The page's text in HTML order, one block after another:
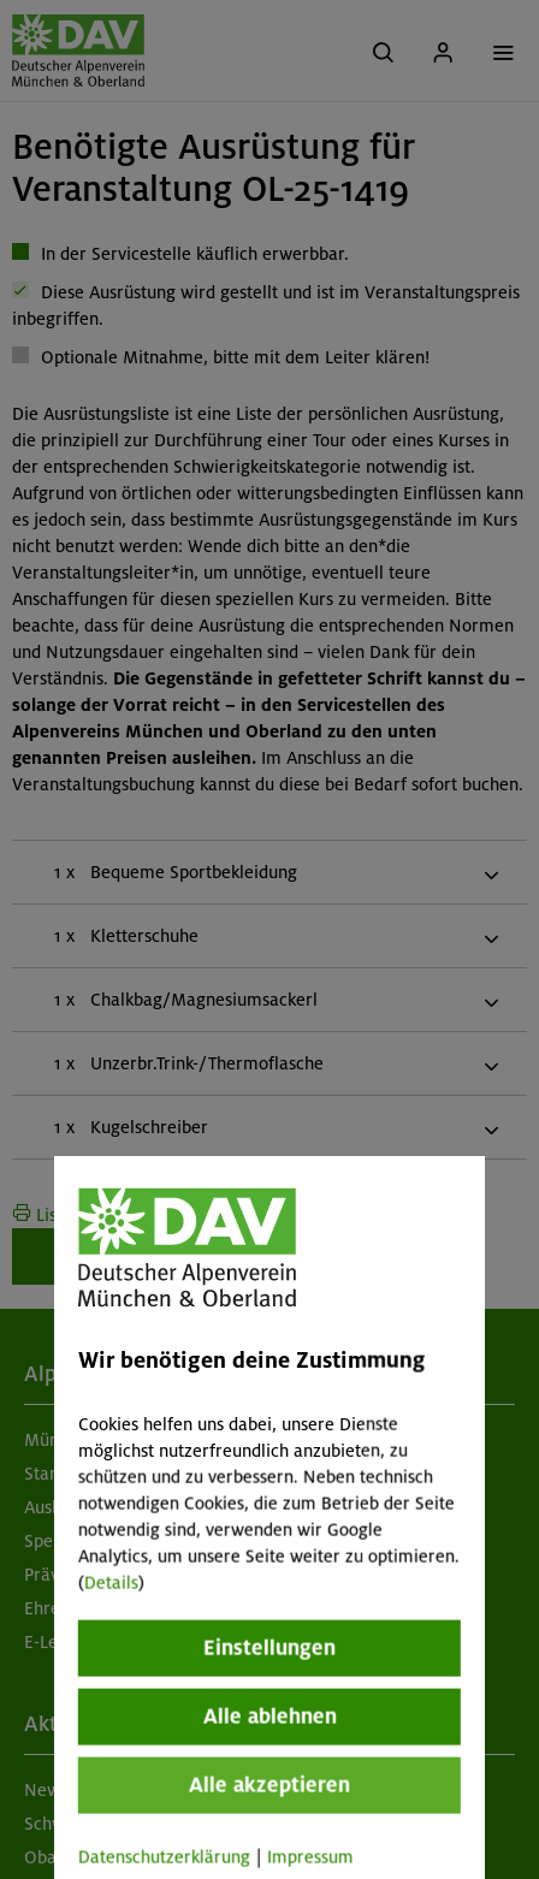
Benötigte Ausrüstung für
Veranstaltung OL-25-1419
In der Servicestelle käuflich erwerbbar.
Diese Ausrüstung wird gestellt und ist im Veranstaltungspreis
inbegriffen.
Optionale Mitnahme, bitte mit dem Leiter klären!
Die Ausrüstungsliste ist eine Liste der persönlichen Ausrüstung,
die prinzipiell zur Durchführung einer Tour oder eines Kurses in
der entsprechenden Schwierigkeitskategorie notwendig ist.
Aufgrund von örtlichen oder witterungsbedingten Einflüssen kann
es jedoch sein, dass bestimmte Ausrüstungsgegenstände im Kurs
nicht benutzt werden: Wende dich bitte an den*die
Veranstaltungsleiter*in, um unnötige, eventuell teure
Anschaffungen für diesen speziellen Kurs zu vermeiden. Bitte
beachte, dass für deine Ausrüstung die entsprechenden Normen
und Nutzungsdauer eingehalten sind – vielen Dank für dein
Verständnis. Die Gegenstände in gefetteter Schrift kannst du –
solange der Vorrat reicht – in den Servicestellen des
Alpenvereins München und Oberland zu den unten
genannten Preisen ausleihen. Im Anschluss an die
Veranstaltungsbuchung kannst du diese bei Bedarf sofort buchen.
1 x Bequeme Sportbekleidung
1 x Kletterschuhe
1 x Chalkbag/Magnesiumsackerl
1 x Unzerbr.Trink-/Thermoflasche
1 x Kugelschreiber
Liste drucken
Weiter zur Buchung
Alpenverein
München & Oberland
Standorte
Ausbildung & Jobs
Spenden
Prävention sexualisierter Gewalt
Ehrenamtsbörse
E-Learning
Aktuelles
Newsletter
Schwarzes Brett
Obacht geben!
Wir benötigen deine Zustimmung
Cookies helfen uns dabei, unsere Dienste
möglichst nutzerfreundlich anzubieten, zu
schützen und zu verbessern. Neben technisch
notwendigen Cookies, die zum Betrieb der Seite
notwendig sind, verwenden wir Google
Analytics, um unsere Seite weiter zu optimieren.
(Details)
Einstellungen
Alle ablehnen
Alle akzeptieren
Datenschutzerklärung Impressum